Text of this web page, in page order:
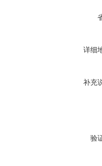
详细
补充
验